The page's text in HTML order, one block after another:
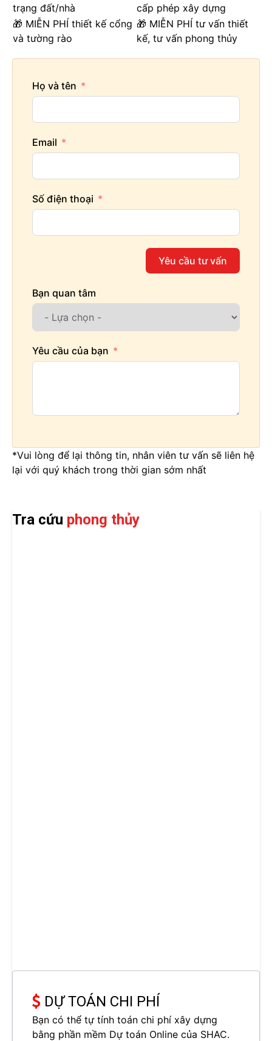
trạng đất/nhà
cấp phép xây dựng
🎁 MIỄN PHÍ thiết kế cổng
và tường rào
🎁 MIỄN PHÍ tư vấn thiết
kế, tư vấn phong thủy
Họ và tên
Email
Số điện thoại
Yêu cầu tư vấn
Bạn quan tâm
Yêu cầu của bạn
*Vui lòng để lại thông tin, nhân viên tư vấn sẽ liên hệ
lại với quý khách trong thời gian sớm nhất
Tra cứu phong thủy
DỰ TOÁN CHI PHÍ
Bạn có thể tự tính toán chi phí xây dựng
bằng phần mềm Dự toán Online của SHAC.